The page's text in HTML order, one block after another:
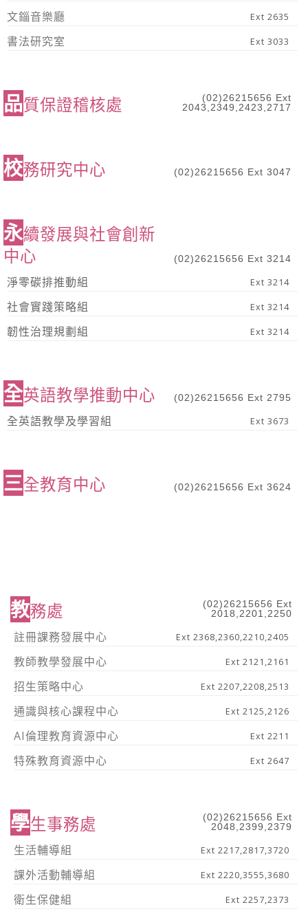
文錙音樂廳 Ext 2635
書法研究室 Ext 3033
品質保證稽核處
(02)26215656 Ext
2043,2349,2423,2717
校務研究中心 (02)26215656 Ext 3047
永續發展與社會創新
中心
(02)26215656 Ext 3214
淨零碳排推動組 Ext 3214
社會實踐策略組 Ext 3214
韌性治理規劃組 Ext 3214
全英語教學推動中心 (02)26215656 Ext 2795
全英語教學及學習組 Ext 3673
三全教育中心 (02)26215656 Ext 3624
教務處
(02)26215656 Ext
2018,2201,2250
註冊課務發展中心 Ext 2368,2360,2210,2405
教師教學發展中心 Ext 2121,2161
招生策略中心 Ext 2207,2208,2513
通識與核心課程中心 Ext 2125,2126
AI倫理教育資源中心 Ext 2211
特殊教育資源中心 Ext 2647
學生事務處
(02)26215656 Ext
2048,2399,2379
生活輔導組 Ext 2217,2817,3720
課外活動輔導組 Ext 2220,3555,3680
衛生保健組 Ext 2257,2373